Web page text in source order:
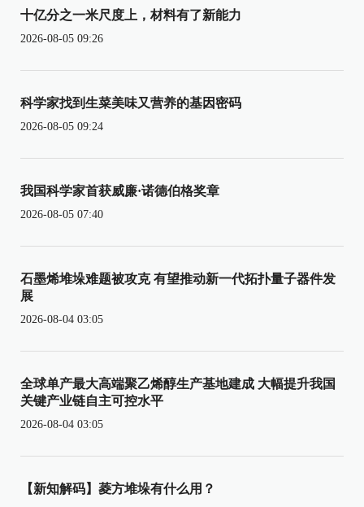
十亿分之一米尺度上，材料有了新能力
2026-08-05 09:26
科学家找到生菜美味又营养的基因密码
2026-08-05 09:24
我国科学家首获威廉·诺德伯格奖章
2026-08-05 07:40
石墨烯堆垛难题被攻克 有望推动新一代拓扑量子器件发
展
2026-08-04 03:05
全球单产最大高端聚乙烯醇生产基地建成 大幅提升我国
关键产业链自主可控水平
2026-08-04 03:05
【新知解码】菱方堆垛有什么用？